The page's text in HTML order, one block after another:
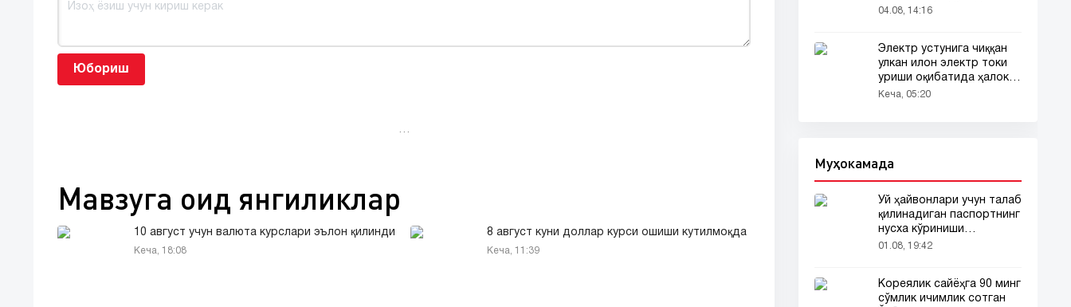
Юбориш
…
Мавзуга оид янгиликлар
10 август учун валюта курслари эълон қилинди
Кеча, 18:08
8 август куни доллар курси ошиши кутилмоқда
Кеча, 11:39
гўзал аёл деб топилди!
04.08, 14:16
Электр устунига чиққан
улкан илон электр токи
уриши оқибатида ҳалок
бўлди
Кеча, 05:20
Муҳокамада
Уй ҳайвонлари учун талаб
қилинадиган паспортнинг
нусха кўриниши
тармоқларда тарқалди
01.08, 19:42
Кореялик сайёҳга 90 минг
сўмлик ичимлик сотган